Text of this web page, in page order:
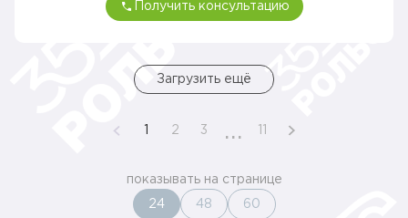
Получить консультацию
Загрузить ещё
2 3 ...
показывать на странице
24 48 60